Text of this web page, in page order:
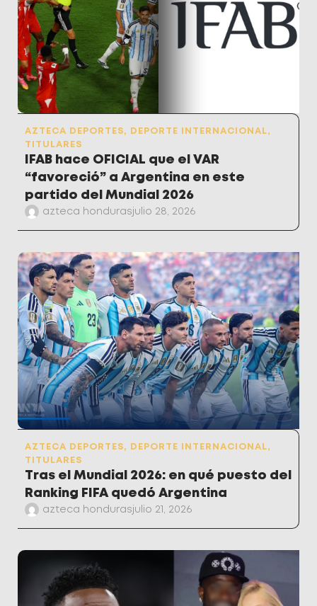
AZTECA DEPORTES, DEPORTE INTERNACIONAL,
TITULARES
IFAB hace OFICIAL que el VAR
“favoreció” a Argentina en este
partido del Mundial 2026
azteca hondurasjulio 28, 2026
AZTECA DEPORTES, DEPORTE INTERNACIONAL,
TITULARES
Tras el Mundial 2026: en qué puesto del
Ranking FIFA quedó Argentina
azteca hondurasjulio 21, 2026